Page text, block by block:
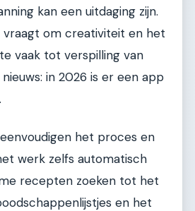
kan een uitdaging zijn.
vraagt om creativiteit en het
vaak tot verspilling van
in 2026 is er een app
het proces en
werk zelfs automatisch
recepten zoeken tot het
en het